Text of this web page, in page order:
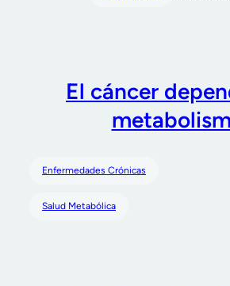
El cáncer
Enfermedades Crónicas
Salud Metabólica